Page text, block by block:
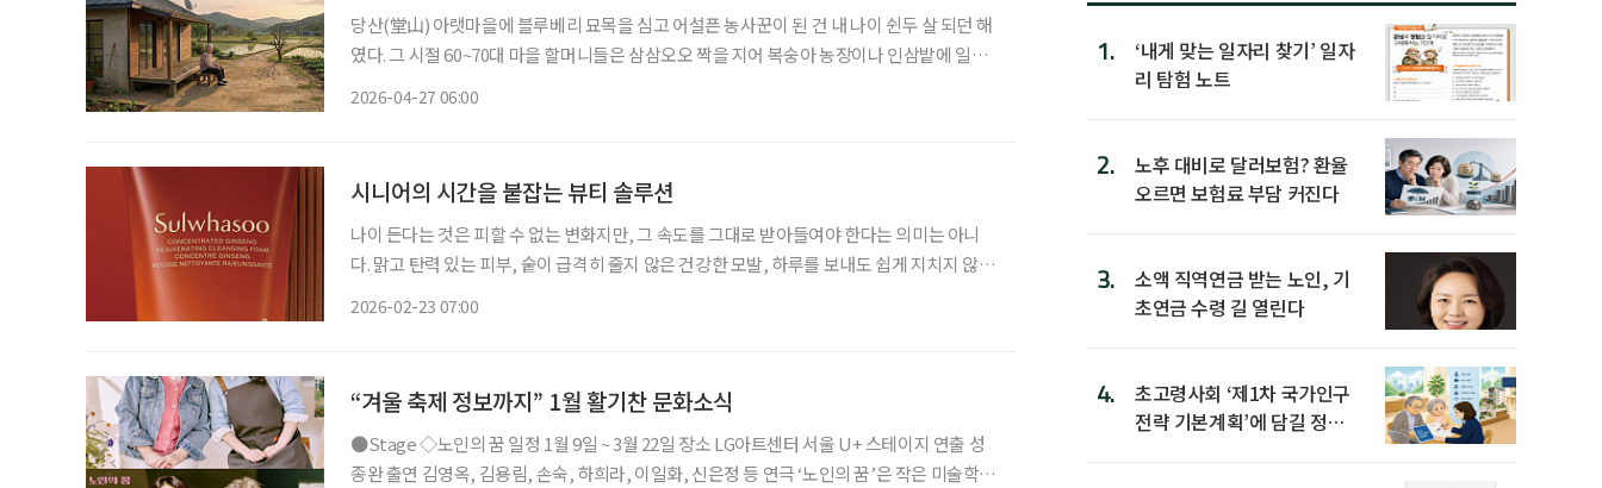
당산(堂山) 아랫마을에 블루베리 묘목을 심고 어설픈 농사꾼이 된 건 내 나이 쉰두 살 되던 해
였다. 그 시절 60~70대 마을 할머니들은 삼삼오오 짝을 지어 복숭아 농장이나 인삼밭에 일을
2026-04-27 06:00
시니어의 시간을 붙잡는 뷰티 솔루션
나이 든다는 것은 피할 수 없는 변화지만, 그 속도를 그대로 받아들여야 한다는 의미는 아니
다. 맑고 탄력 있는 피부, 숱이 급격히 줄지 않은 건강한 모발, 하루를 보내도 쉽게 지치지 않는
2026-02-23 07:00
“겨울 축제 정보까지” 1월 활기찬 문화소식
●Stage ◇노인의 꿈 일정 1월 9일 ~ 3월 22일 장소 LG아트센터 서울 U+ 스테이지 연출 성
종완 출연 김영옥, 김용림, 손숙, 하희라, 이일화, 신은정 등 연극 ‘노인의 꿈’은 작은 미술학원
1.
‘내게 맞는 일자리 찾기’ 일자
리 탐험 노트
2.
노후 대비로 달러보험? 환율
오르면 보험료 부담 커진다
3.
소액 직역연금 받는 노인, 기
초연금 수령 길 열린다
4.
초고령사회 ‘제1차 국가인구
전략 기본계획’에 담길 정책